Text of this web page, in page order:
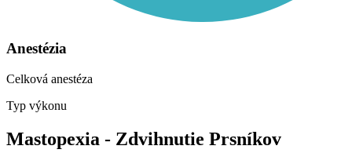
Anestézia
Celková anestéza
Typ výkonu
Mastopexia - Zdvihnutie Prsníkov